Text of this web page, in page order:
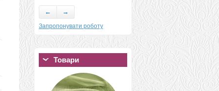
← →
Запропонувати роботу
Товари